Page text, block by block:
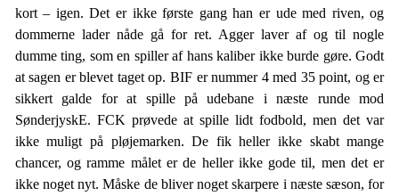
kort – igen. Det er ikke første gang han er ude med riven, og
dommerne lader nåde gå for ret. Agger laver af og til nogle
dumme ting, som en spiller af hans kaliber ikke burde gøre. Godt
at sagen er blevet taget op. BIF er nummer 4 med 35 point, og er
sikkert galde for at spille på udebane i næste runde mod
SønderjyskE. FCK prøvede at spille lidt fodbold, men det var
ikke muligt på pløjemarken. De fik heller ikke skabt mange
chancer, og ramme målet er de heller ikke gode til, men det er
ikke noget nyt. Måske de bliver noget skarpere i næste sæson, for